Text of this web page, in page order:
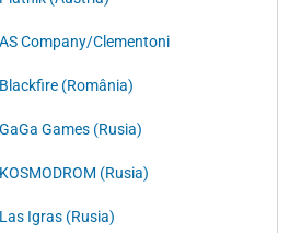
Company/Clementoni
(România)
Games (Rusia)
(Rusia)
Igras (Rusia)